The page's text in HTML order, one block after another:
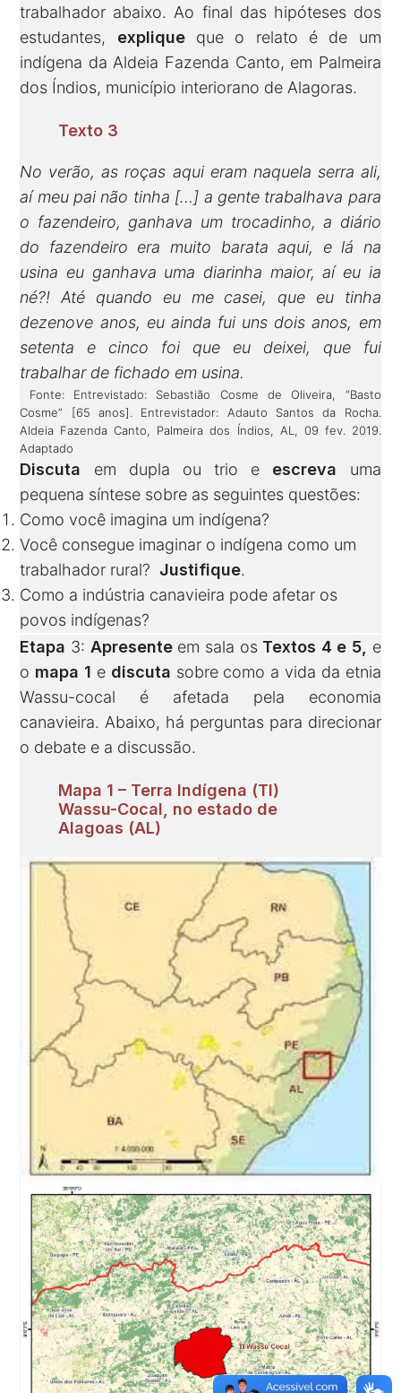
trabalhador abaixo. Ao final das hipóteses dos
estudantes, expliqueque o relato é de um
indígena da Aldeia Fazenda Canto, em Palmeira
dos Índios, município interiorano de Alagoras.
Texto 3
No verão, as roças aqui eram naquela serra ali,
aí meu pai não tinha […] a gente trabalhava para
o fazendeiro, ganhava um trocadinho, a diário
do fazendeiro era muito barata aqui, e lá na
usina eu ganhava uma diarinha maior, aí eu ia
né?! Até quando eu me casei, que eu tinha
dezenove anos, eu ainda fui uns dois anos, em
setenta e cinco foi que eu deixei, que fui
trabalhar de fichado em usina.
Fonte: Entrevistado: Sebastião Cosme de Oliveira, “Basto
Cosme” [65 anos]. Entrevistador: Adauto Santos da Rocha.
Aldeia Fazenda Canto, Palmeira dos Índios, AL, 09 fev. 2019.
Adaptado
Discuta em dupla ou trio e escreva uma
pequena síntese sobre as seguintes questões:
Como você imagina um indígena?
Você consegue imaginar o indígena como um
trabalhador rural? Justifique.
Como a indústria canavieira pode afetar os
povos indígenas?
Etapa 3: Apresenteem sala os Textos 4 e 5, e
o mapa 1 e discuta sobre como a vida da etnia
Wassu-cocal é afetada pela economia
canavieira. Abaixo, há perguntas para direcionar
o debate e a discussão.
Mapa 1 – Terra Indígena (TI)
Wassu-Cocal, no estado de
Alagoas (AL)